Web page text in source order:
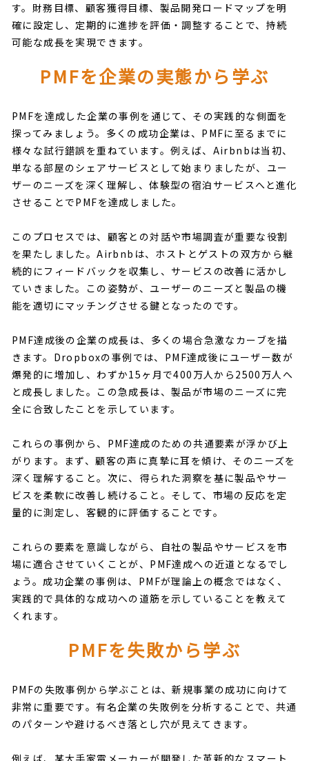
す。財務目標、顧客獲得目標、製品開発ロードマップを明
確に設定し、定期的に進捗を評価・調整することで、持続
可能な成長を実現できます。
PMFを企業の実態から学ぶ
PMFを達成した企業の事例を通じて、その実践的な側面を
探ってみましょう。多くの成功企業は、PMFに至るまでに
様々な試行錯誤を重ねています。例えば、Airbnbは当初、
単なる部屋のシェアサービスとして始まりましたが、ユー
ザーのニーズを深く理解し、体験型の宿泊サービスへと進化
させることでPMFを達成しました。
このプロセスでは、顧客との対話や市場調査が重要な役割
を果たしました。Airbnbは、ホストとゲストの双方から継
続的にフィードバックを収集し、サービスの改善に活かし
ていきました。この姿勢が、ユーザーのニーズと製品の機
能を適切にマッチングさせる鍵となったのです。
PMF達成後の企業の成長は、多くの場合急激なカーブを描
きます。Dropboxの事例では、PMF達成後にユーザー数が
爆発的に増加し、わずか15ヶ月で400万人から2500万人へ
と成長しました。この急成長は、製品が市場のニーズに完
全に合致したことを示しています。
これらの事例から、PMF達成のための共通要素が浮かび上
がります。まず、顧客の声に真摯に耳を傾け、そのニーズを
深く理解すること。次に、得られた洞察を基に製品やサー
ビスを柔軟に改善し続けること。そして、市場の反応を定
量的に測定し、客観的に評価することです。
これらの要素を意識しながら、自社の製品やサービスを市
場に適合させていくことが、PMF達成への近道となるでし
ょう。成功企業の事例は、PMFが理論上の概念ではなく、
実践的で具体的な成功への道筋を示していることを教えて
くれます。
PMFを失敗から学ぶ
PMFの失敗事例から学ぶことは、新規事業の成功に向けて
非常に重要です。有名企業の失敗例を分析することで、共通
のパターンや避けるべき落とし穴が見えてきます。